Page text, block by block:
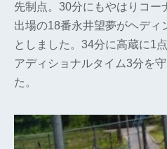
先制点。30分にもやはりコー
出場の18番永井望夢がヘデ
としました。34分に高蔵に1
アディショナルタイム3分を
た。